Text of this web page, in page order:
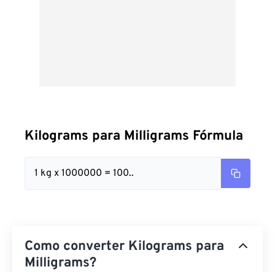
Kilograms para Milligrams Fórmula
1 kg x 1000000 = 100..
Como converter Kilograms para
Milligrams?